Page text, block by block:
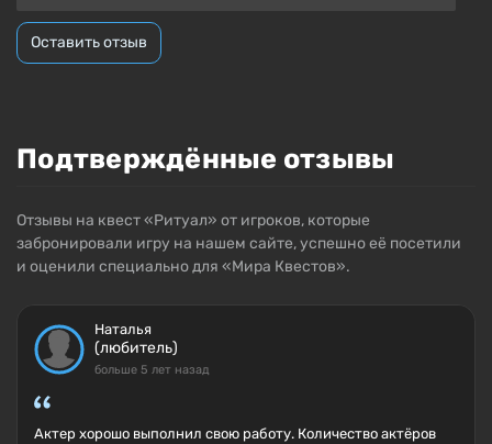
Оставить отзыв
Подтверждённые отзывы
Отзывы на квест «Ритуал» от игроков, которые
забронировали игру на нашем сайте, успешно её посетили
и оценили специально для «Мира Квестов».
Наталья
(любитель)
больше 5 лет назад
Актер хорошо выполнил свою работу. Количество актёров